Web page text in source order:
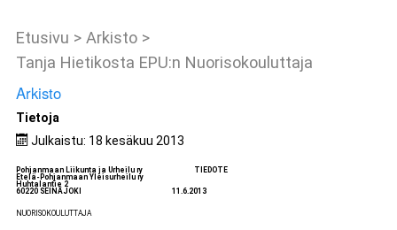
Etusivu > Arkisto >
Tanja Hietikosta EPU:n Nuorisokouluttaja
Arkisto
Tietoja
Julkaistu: 18 kesäkuu 2013
Pohjanmaan Liikunta ja Urheilu ry TIEDOTE
Etelä-Pohjanmaan Yleisurheilu ry
Huhtalantie 2
60220 SEINÄJOKI 11.6.2013
NUORISOKOULUTTAJA